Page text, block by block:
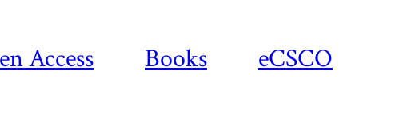
Access Books eCSCO